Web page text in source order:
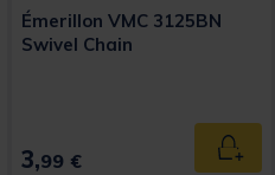
Rating
au panier
Émerillon VMC 3125BN
Swivel Chain
3,99 €